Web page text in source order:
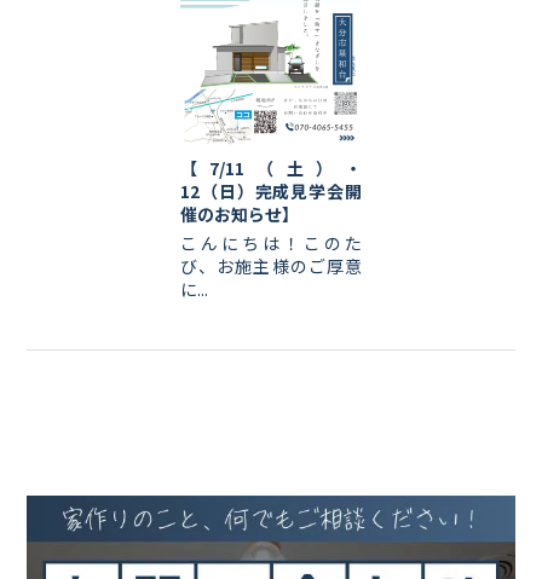
【7/11（土）・
12（日）完成見学会開
催のお知らせ】
こんにちは！このた
び、お施主様のご厚意
に...